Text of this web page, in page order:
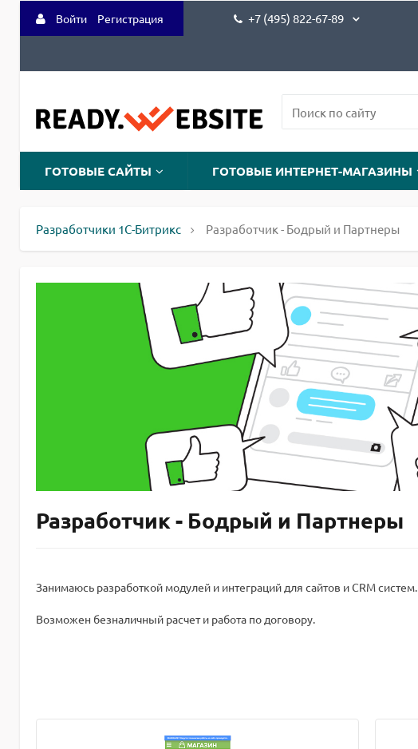
Войти Регистрация +7 (495) 822-67-89
ГОТОВЫЕ САЙТЫ ГОТОВЫЕ ИНТЕРНЕТ-МАГАЗИНЫ
Разработчики 1С-Битрикс Разработчик - Бодрый и Партнеры
Разработчик - Бодрый и Партнеры
Занимаюсь разработкой модулей и интеграций для сайтов и CRM систем.
Возможен безналичный расчет и работа по договору.